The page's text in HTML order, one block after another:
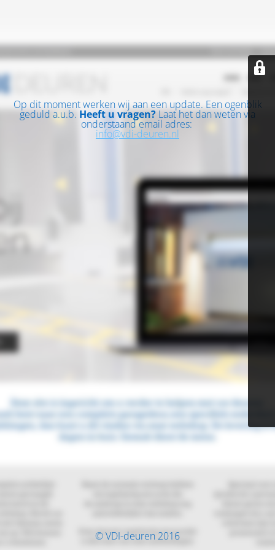
Op dit moment werken wij aan een update. Een ogenblik
geduld a.u.b. Heeft u vragen? Laat het dan weten via
onderstaand email adres:
info@vdi-deuren.nl
© VDI-deuren 2016